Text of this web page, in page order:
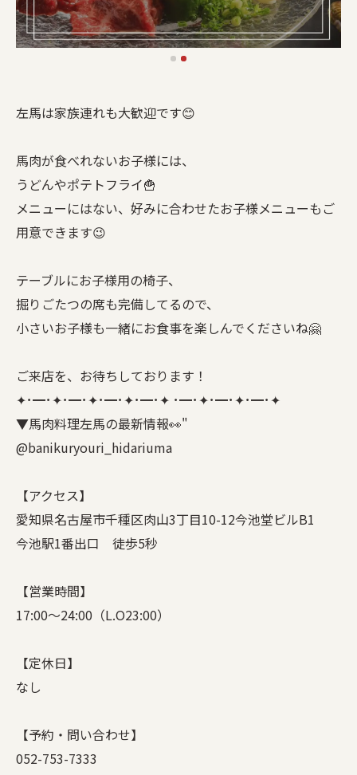
左馬は家族連れも大歓迎です😊
馬肉が食べれないお子様には、
うどんやポテトフライ🍟
メニューにはない、好みに合わせたお子様メニューもご
用意できます😉
テーブルにお子様用の椅子、
掘りごたつの席も完備してるので、
小さいお子様も一緒にお食事を楽しんでくださいね🤗
ご来店を、お待ちしております！
✦･━･✦･━･✦･━･✦･━･✦ ･━･✦･━･✦･━･✦
▼馬肉料理左馬の最新情報👀"
@banikuryouri_hidariuma
【アクセス】
愛知県名古屋市千種区肉山3丁目10-12今池堂ビルB1
今池駅1番出口 徒歩5秒
【営業時間】
17:00〜24:00（L.O23:00）
【定休日】
なし
【予約・問い合わせ】
052-753-7333